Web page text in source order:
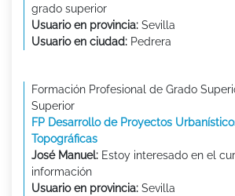
grado superior
Usuario en provincia: Sevilla
Usuario en ciudad: Pedrera
Formación Profesional de Grado
Superior
FP Desarrollo de Proyectos
Topográficas
José Manuel: Estoy interesado en el
información
Usuario en provincia: Sevilla